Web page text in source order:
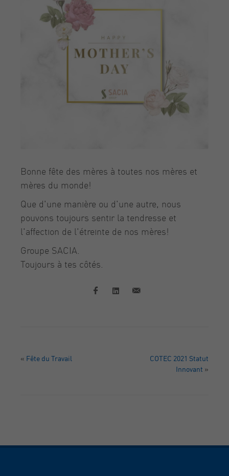
Bonne fête des mères à toutes nos mères et
mères du monde!
Que d'une manière ou d'une autre, nous
pouvons toujours sentir la tendresse et
l'affection de l'étreinte de nos mères!
Groupe SACIA.
Toujours à tes côtés.
« Fête du Travail
COTEC 2021 Statut
Innovant »